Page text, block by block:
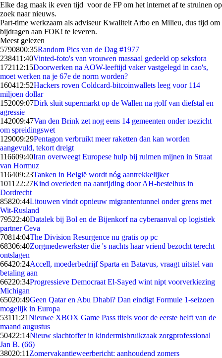
Elke dag maak ik even tijd voor de FP om het internet af te struinen op
zoek naar nieuws.
Part-time werkzaam als adviseur Kwaliteit Arbo en Milieu, dus tijd om
bijdragen aan FOK! te leveren.
Meest gelezen
5790800:35Random Pics van de Dag #1977
238411:40Vinted-foto's van vrouwen massaal gedeeld op seksfora
172112:15Doorwerken na AOW-leeftijd vaker vastgelegd in cao's,
moet werken na je 67e de norm worden?
160412:52Hackers roven Coldcard-bitcoinwallets leeg voor 114
miljoen dollar
152009:07Dirk sluit supermarkt op de Wallen na golf van diefstal en
agressie
142009:47Van den Brink zet nog eens 14 gemeenten onder toezicht
om spreidingswet
129009:29Pentagon verbruikt meer raketten dan kan worden
aangevuld, tekort dreigt
116609:40Iran overweegt Europese hulp bij ruimen mijnen in Straat
van Hormuz
116409:23Tanken in België wordt nóg aantrekkelijker
1011 22:27Kind overleden na aanrijding door AH-bestelbus in
Dordrecht
85820:44Litouwen vindt opnieuw migrantentunnel onder grens met
Wit-Rusland
79522:40Datalek bij Bol en de Bijenkorf na cyberaanval op logistiek
partner Ceva
70814:04The Division Resurgence nu gratis op pc
68306:40Zorgmedewerkster die 's nachts haar vriend bezocht terecht
ontslagen
66420:24Accell, moederbedrijf Sparta en Batavus, vraagt uitstel van
betaling aan
66220:34Progressieve Democraat El-Sayed wint nipt voorverkiezing
Michigan
65020:49Geen Qatar en Abu Dhabi? Dan eindigt Formule 1-seizoen
mogelijk in Europa
53111:21Nieuwe XBOX Game Pass titels voor de eerste helft van de
maand augustus
50422:14Nieuw slachtoffer in kindermisbruikzaak zorgprofessional
Jan B. (66)
38020:11 Zomervakantieweerbericht: aanhoudend zomers